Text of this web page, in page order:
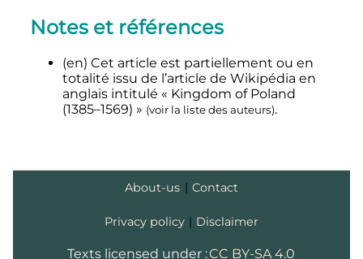
Notes et références
(en) Cet article est partiellement ou en
totalité issu de l’article de Wikipédia en
anglais intitulé « Kingdom of Poland
(1385–1569) » (voir la liste des auteurs).
About-us | Contact
Privacy policy | Disclaimer
Texts licensed under :CC BY-SA 4.0